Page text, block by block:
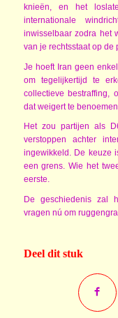
knieën, en het
internationale
inwisselbaar zodra het
van je rechtsstaat op de
Je hoeft Iran geen
om tegelijkertijd te
collectieve bestraffing,
dat weigert te
Het zou partijen als
verstoppen achter
ingewikkeld. De keuze
een grens. Wie het
eerste.
De geschiedenis zal
vragen nú om
Deel dit stuk